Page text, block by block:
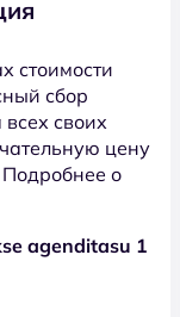
стоимости
сбор
своих
цену
Подробнее о
agenditasu 1